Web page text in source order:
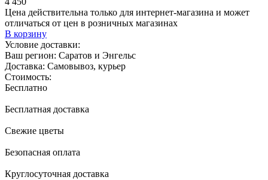
Цена действительна только для интернет-магазина и может
отличаться от цен в розничных магазинах
В корзину
Условие доставки:
Ваш регион: Саратов и Энгельс
Доставка: Самовывоз, курьер
Стоимость:
Бесплатно
Бесплатная доставка
Свежие цветы
Безопасная оплата
Круглосуточная доставка